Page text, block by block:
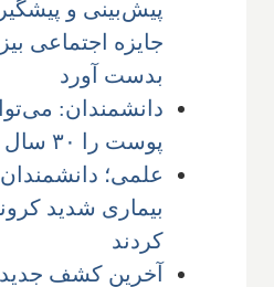
پیش‌بینی و
جایزه اجتماعی
بدست آورد
دانشمندان:
پوست را ۳۰ سال جوان‌تر کنیم
علمی؛
بیماری شدید
کردند
آخرین کشف